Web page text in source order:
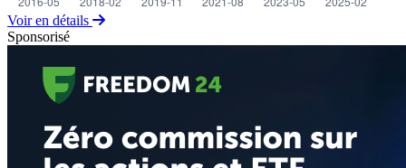
Voir en détails
Sponsorisé